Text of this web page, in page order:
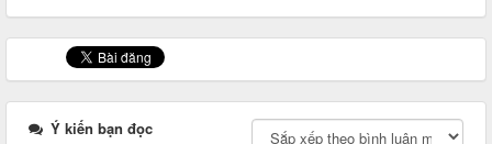
Ý kiến bạn đọc